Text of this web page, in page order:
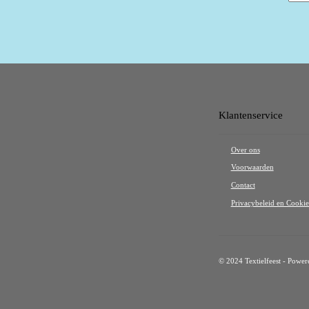
Klantenservice
Over ons
Voorwaarden
Contact
Privacybeleid en
© 2024 Textielfeest -